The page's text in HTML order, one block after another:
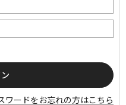
ワードをお忘れの方はこちら